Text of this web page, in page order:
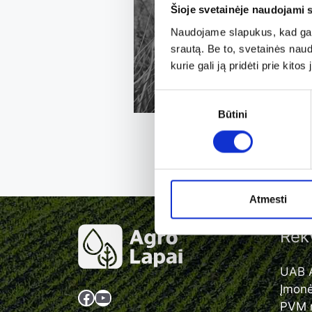
Šioje svetainėje naudojami
Naudojame slapukus, kad
srautą. Be to, svetainės
kurie gali ją pridėti prie kitos
Sutikimo
pasirinkimas
Būtini
Atmesti
Plačiau
Facebook
YouTube
UAB
PVM